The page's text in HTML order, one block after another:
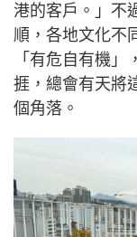
港的客戶。」不
順，各地文化不
「有危自有機
捱，總會有天將
個角落。